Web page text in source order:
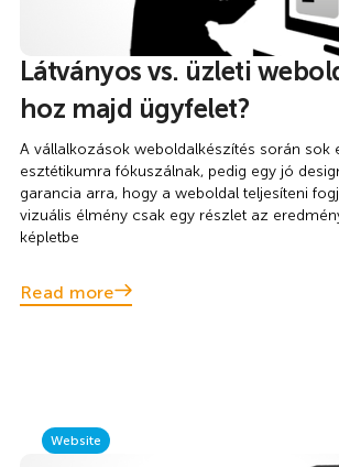
Látványos vs. üzleti
hoz majd ügyfelet?
A vállalkozások weboldalkészítés során sok
esztétikumra fókuszálnak, pedig egy jó
garancia arra, hogy a weboldal teljesíteni
vizuális élmény csak egy részlet az
képletbe
Read more
Website